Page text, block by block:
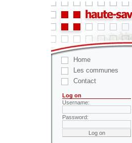
Home
Les communes
Contact
Log on
Username:
Password: